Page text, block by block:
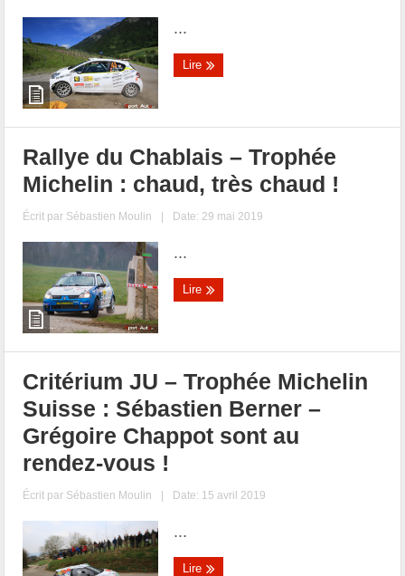
...
Lire
Rallye du Chablais – Trophée
Michelin : chaud, très chaud !
Écrit par Sébastien Moulin | Date: 29 mai 2019
...
Lire
Critérium JU – Trophée Michelin
Suisse : Sébastien Berner –
Grégoire Chappot sont au
rendez-vous !
Écrit par Sébastien Moulin | Date: 15 avril 2019
...
Lire